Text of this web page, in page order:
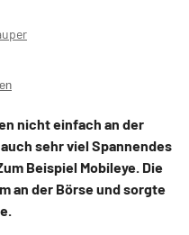
nicht einfach an der
sehr viel Spannendes
Beispiel Mobileye. Die
an der Börse und sorgte